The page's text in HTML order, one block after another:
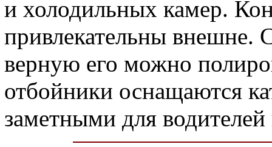
и холодильных камер.
привлекательны внешне.
верную его можно
отбойники оснащаются
заметными для